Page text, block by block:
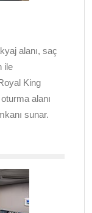
alanı, saç
ile
King
alanı
sunar.